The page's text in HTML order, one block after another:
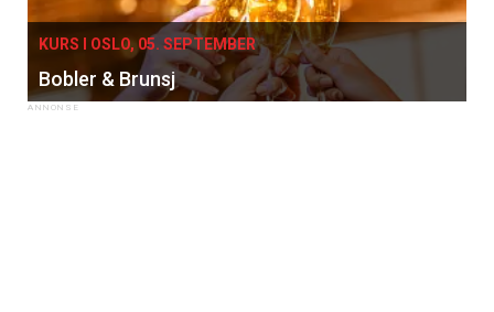
KURS I OSLO, 05. SEPTEMBER
Bobler & Brunsj